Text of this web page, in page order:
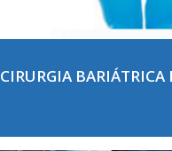
CIRURGIA